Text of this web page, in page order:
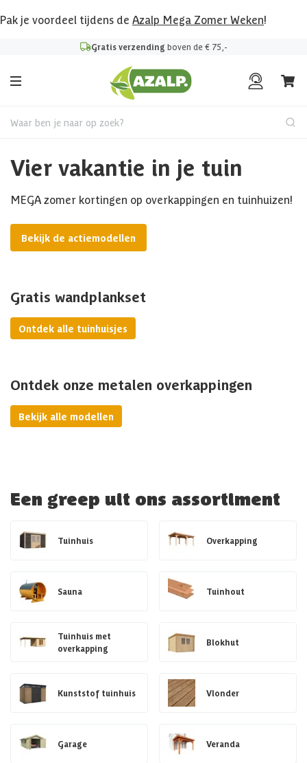
Pak je voordeel tijdens de Azalp Mega Zomer Weken!
Gratis verzending boven de € 75,-
Waar ben je naar op zoek?
Vier vakantie in je tuin
MEGA zomer kortingen op overkappingen en tuinhuizen!
Bekijk de actiemodellen
Gratis wandplankset
Ontdek alle tuinhuisjes
Ontdek onze metalen overkappingen
Bekijk alle modellen
Een greep uit ons assortiment
Tuinhuis Overkapping
Sauna Tuinhout
Tuinhuis met
overkapping
Blokhut
Kunststof tuinhuis Vlonder
Garage Veranda